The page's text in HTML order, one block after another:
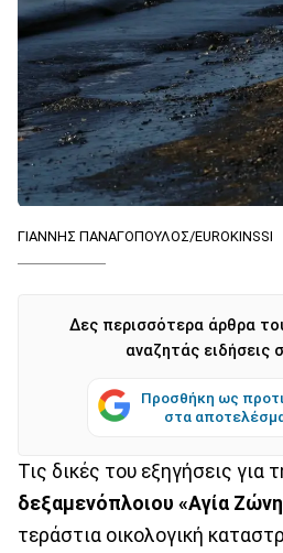
ΓΙΑΝΝΗΣ ΠΑΝΑΓΟΠΟΥΛΟΣ/EUROKINSSI
Δες περισσότερα άρθρα
αναζητάς ειδήσεις
Προσθήκη ως
στα
Τις δικές του εξηγήσεις για
δεξαμενόπλοιου «Αγία Ζώνη
τεράστια οικολογική